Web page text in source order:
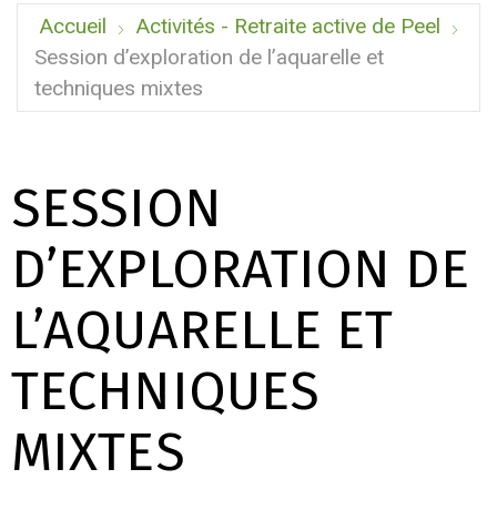
Accueil
Activités - Retraite active de Peel
Session d’exploration de l’aquarelle et
techniques mixtes
SESSION
D’EXPLORATION DE
L’AQUARELLE ET
TECHNIQUES
MIXTES